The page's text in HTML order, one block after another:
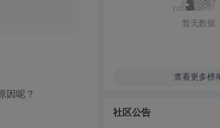
因呢？
暂无数据
查看更多榜
社区公告